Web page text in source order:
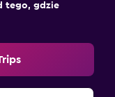
tego, gdzie